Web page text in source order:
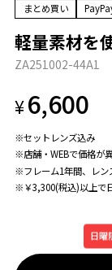
まとめ買い
軽量素材を
ZA251002-44A1
¥6,600
※セットレンズ込み
※店舗・WEBで価格が
※フレーム1年間、レン
※￥3,300(税込)以上で
日曜